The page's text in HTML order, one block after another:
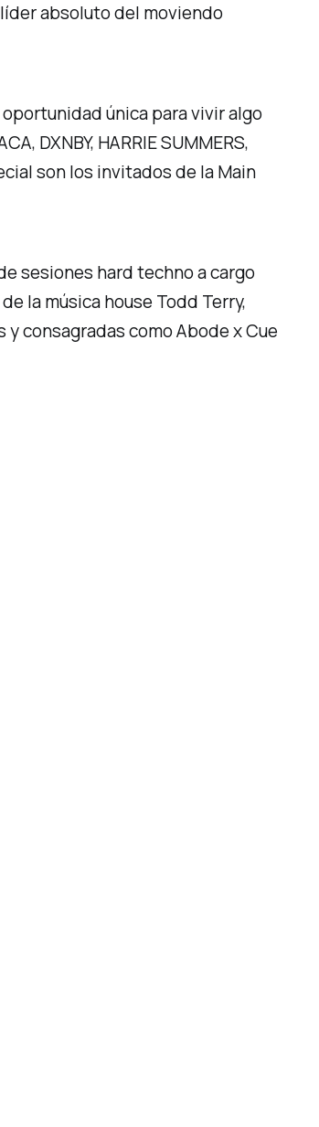
absoluto del moviendo
oportunidad única para vivir algo
DXNBY, HARRIE SUMMERS,
son los invitados de la Main
sesiones hard techno a cargo
la música house Todd Terry,
consagradas como Abode x Cue